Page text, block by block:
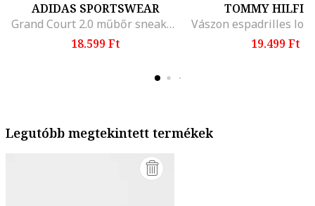
ADIDAS SPORTSWEAR
Grand Court 2.0 műbőr sneaker, Fehér/Fekete
18.599 Ft
TOMMY
19.499 Ft
Legutóbb megtekintett termékek